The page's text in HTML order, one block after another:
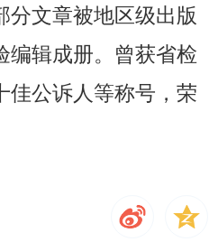
分文章被地区级出版
编辑成册。曾获省检
佳公诉人等称号，荣